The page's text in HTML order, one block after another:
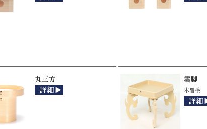
丸三方 雲脚
木曽桧